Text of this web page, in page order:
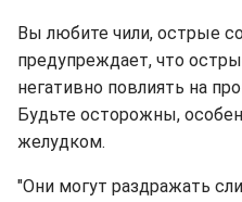
Вы любите чили, острые
предупреждает, что
негативно повлиять на
Будьте осторожны,
желудком.
"Они могут раздражать